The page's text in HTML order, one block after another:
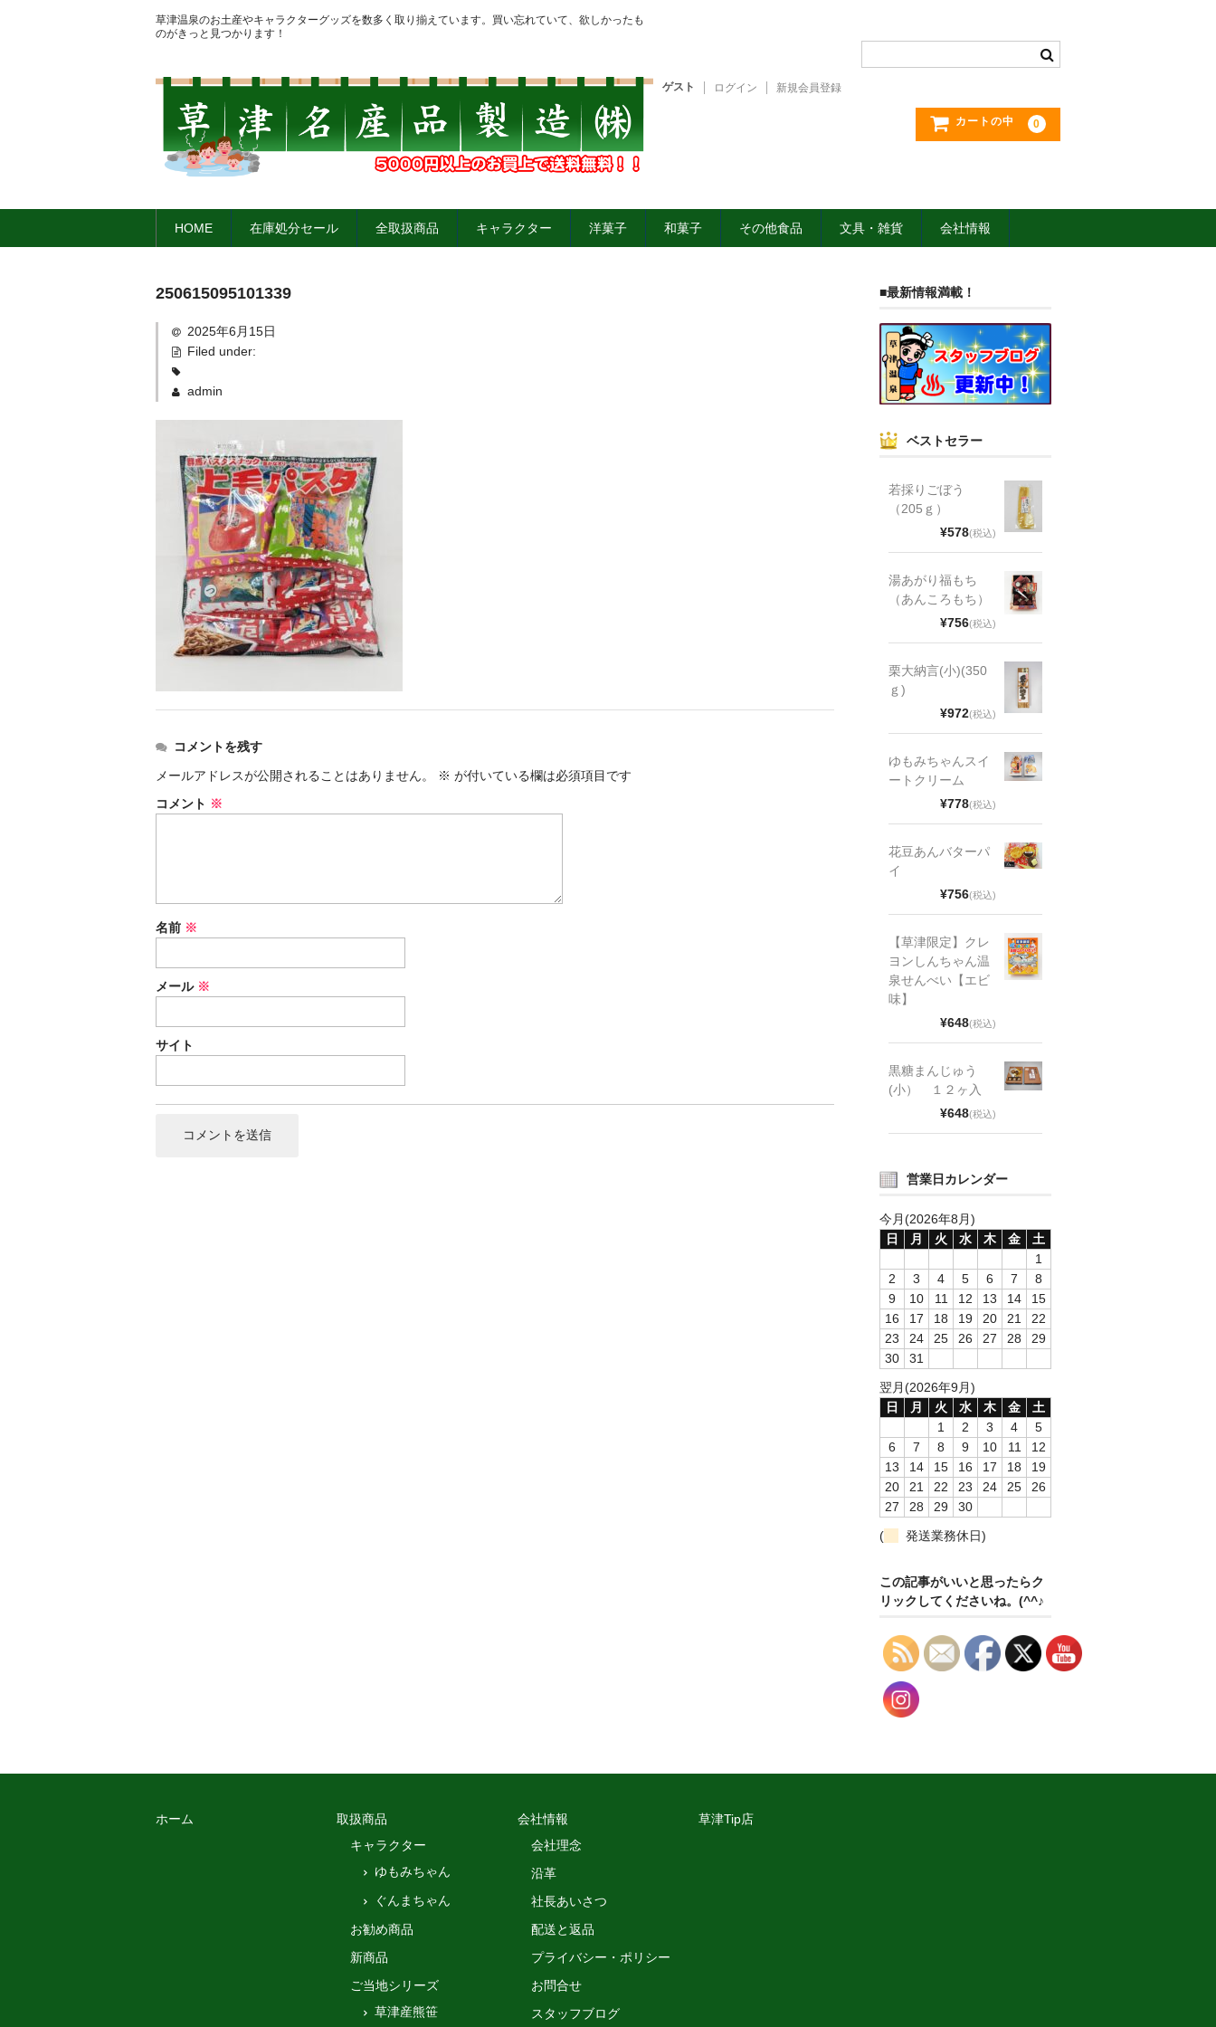
草津温泉のお土産やキャラクターグッズを数多く取り揃えています。買い忘れていて、欲しかったも
のがきっと見つかります！
ゲスト ログイン 新規会員登録
カートの中 0
HOME 在庫処分セール 全取扱商品 キャラクター 洋菓子 和菓子 その他食品 文具・雑貨 会社情報
250615095101339
2025年6月15日
Filed under:
admin
コメントを残す
メールアドレスが公開されることはありません。
※ が付いている欄は必須項目です
コメント ※
名前 ※
メール ※
サイト
■最新情報満載！
ベストセラー
若採りごぼう
（205ｇ）
¥578(税込)
湯あがり福もち
（あんころもち）
¥756(税込)
栗大納言(小)(350
ｇ)
¥972(税込)
ゆもみちゃんスイ
ートクリーム
¥778(税込)
花豆あんバターパ
イ
¥756(税込)
【草津限定】クレ
ヨンしんちゃん温
泉せんべい【エビ
味】
¥648(税込)
黒糖まんじゅう
(小） １２ヶ入
¥648(税込)
営業日カレンダー
今月(2026年8月)
日
月 火 水 木 金
土
1
2
3 4 5 6 7
8
9
10 11 12 13 14
15
16
17 18 19 20 21
22
23
24 25 26 27 28
29
30
31
翌月(2026年9月)
日
月 火 水 木 金
土
1
2 3 4
5
6
7 8 9 10 11
12
13
14 15 16 17 18
19
20
21 22 23 24 25
26
27
28 29
30
(
発送業務休日)
この記事がいいと思ったらク
リックしてくださいね。(^^♪
ホーム
取扱商品
キャラクター
ゆもみちゃん
ぐんまちゃん
お勧め商品
新商品
ご当地シリーズ
草津産熊笹
会社情報
会社理念
沿革
社長あいさつ
配送と返品
プライバシー・ポリシー
お問合せ
スタッフブログ
草津Tip店